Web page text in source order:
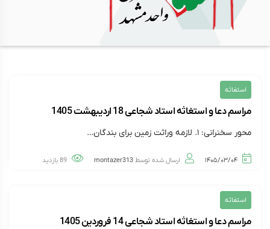
استغاثه
مراسم دعا و استغاثه استاد شجاعی 18 اردیبهشت 1405
محور سخنرانی: ۱. لازمه وراثت زمین برای بندگان…
۱۴۰۵/۰۳/۰۴ ارسال شده توسط montazer313
استغاثه
مراسم دعا و استغاثه استاد شجاعی 14 فروردین 1405